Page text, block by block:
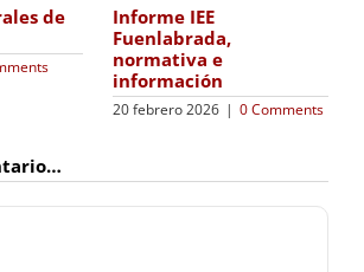
de
Informe IEE
Fuenlabrada,
normativa e
información
20 febrero 2026 | 0 Comments